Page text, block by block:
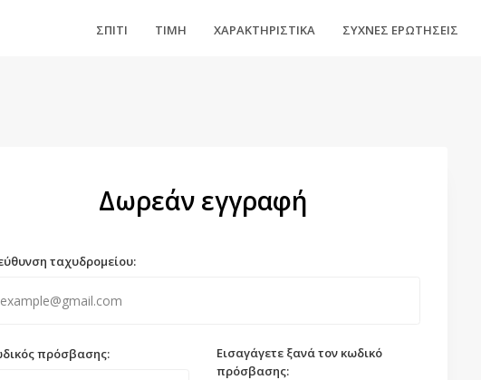
ΣΠΊΤΙ ΤΙΜΉ ΧΑΡΑΚΤΗΡΙΣΤΙΚΆ ΣΥΧΝΈΣ ΕΡΩΤΉΣΕΙΣ
Δωρεάν εγγραφή
ταχυδρομείου:
πρόσβασης:
Εισαγάγετε ξανά τον κωδικό
πρόσβασης: